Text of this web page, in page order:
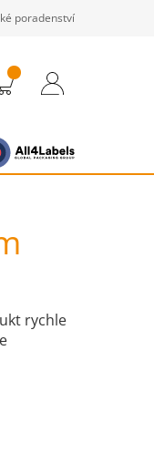
poradenství
rychle